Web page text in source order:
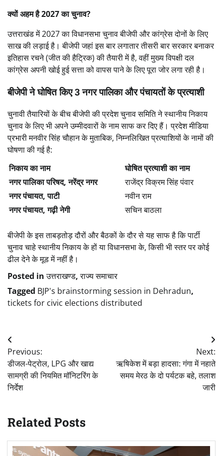
क्यों अहम है 2027 का चुनाव?
उत्तराखंड में 2027 का विधानसभा चुनाव बीजेपी और कांग्रेस दोनों के लिए
साख की लड़ाई है। बीजेपी जहां इस बार लगातार तीसरी बार सरकार बनाकर
इतिहास रचने (जीत की हैट्रिक) की तैयारी में है, वहीं मुख्य विपक्षी दल
कांग्रेस अपनी खोई हुई सत्ता को वापस पाने के लिए पूरा जोर लगा रही है।
बीजेपी ने घोषित किए 3 नगर पालिका और पंचायतों के प्रत्याशी
चुनावी तैयारियों के बीच बीजेपी की प्रदेश चुनाव समिति ने स्थानीय निकाय
चुनाव के लिए भी अपने उम्मीदवारों के नाम साफ कर दिए हैं। प्रदेश मीडिया
प्रभारी मनवीर सिंह चौहान के मुताबिक, निम्नलिखित प्रत्याशियों के नामों की
घोषणा की गई है:
निकाय का नाम
घोषित प्रत्याशी का नाम
नगर पालिका परिषद, नरेंद्र नगर
राजेंद्र विक्रम सिंह पंवार
नगर पंचायत, पाटी
नवीन राम
नगर पंचायत, गढ़ी नेगी
सचिन बाठला
बीजेपी के इस ताबड़तोड़ दौरों और बैठकों के दौर से यह साफ है कि पार्टी
चुनाव चाहे स्थानीय निकाय के हों या विधानसभा के, किसी भी स्तर पर कोई
ढील देने के मूड में नहीं है।
Posted inउत्तराखण्ड,राज्य समाचार
Tagged BJP's brainstorming session in Dehradun,
tickets for civic elections distributed
Post
navigation
Previous:
डीजल-पेट्रोल, LPG और खाद्य
सामग्री की नियमित मॉनिटरिंग के
निर्देश
Next:
ऋषिकेश में बड़ा हादसा: गंगा में नहाते
समय मेरठ के दो पर्यटक बहे, तलाश
जारी
Related Posts